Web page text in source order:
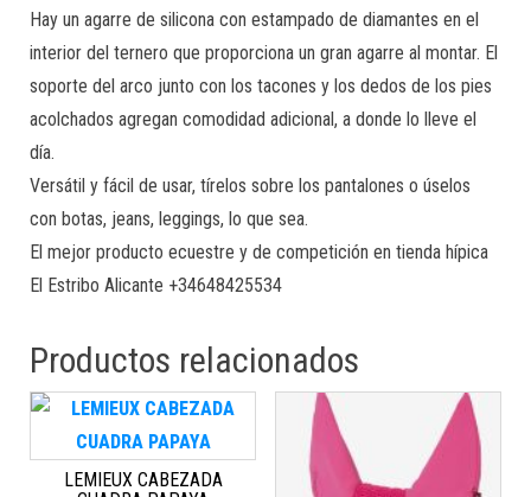
Hay un agarre de silicona con estampado de diamantes en el
interior del ternero que proporciona un gran agarre al montar. El
soporte del arco junto con los tacones y los dedos de los pies
acolchados agregan comodidad adicional, a donde lo lleve el
día.
Versátil y fácil de usar, tírelos sobre los pantalones o úselos
con botas, jeans, leggings, lo que sea.
El mejor producto ecuestre y de competición en tienda hípica
El Estribo Alicante +34648425534
Productos relacionados
LEMIEUX CABEZADA